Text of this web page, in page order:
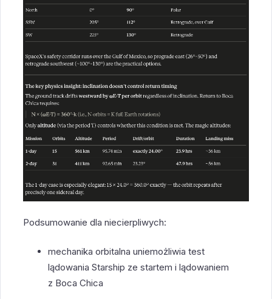
Podsumowanie dla niecierpliwych:
mechanika orbitalna uniemożliwia test
lądowania Starship ze startem i lądowaniem
z Boca Chica